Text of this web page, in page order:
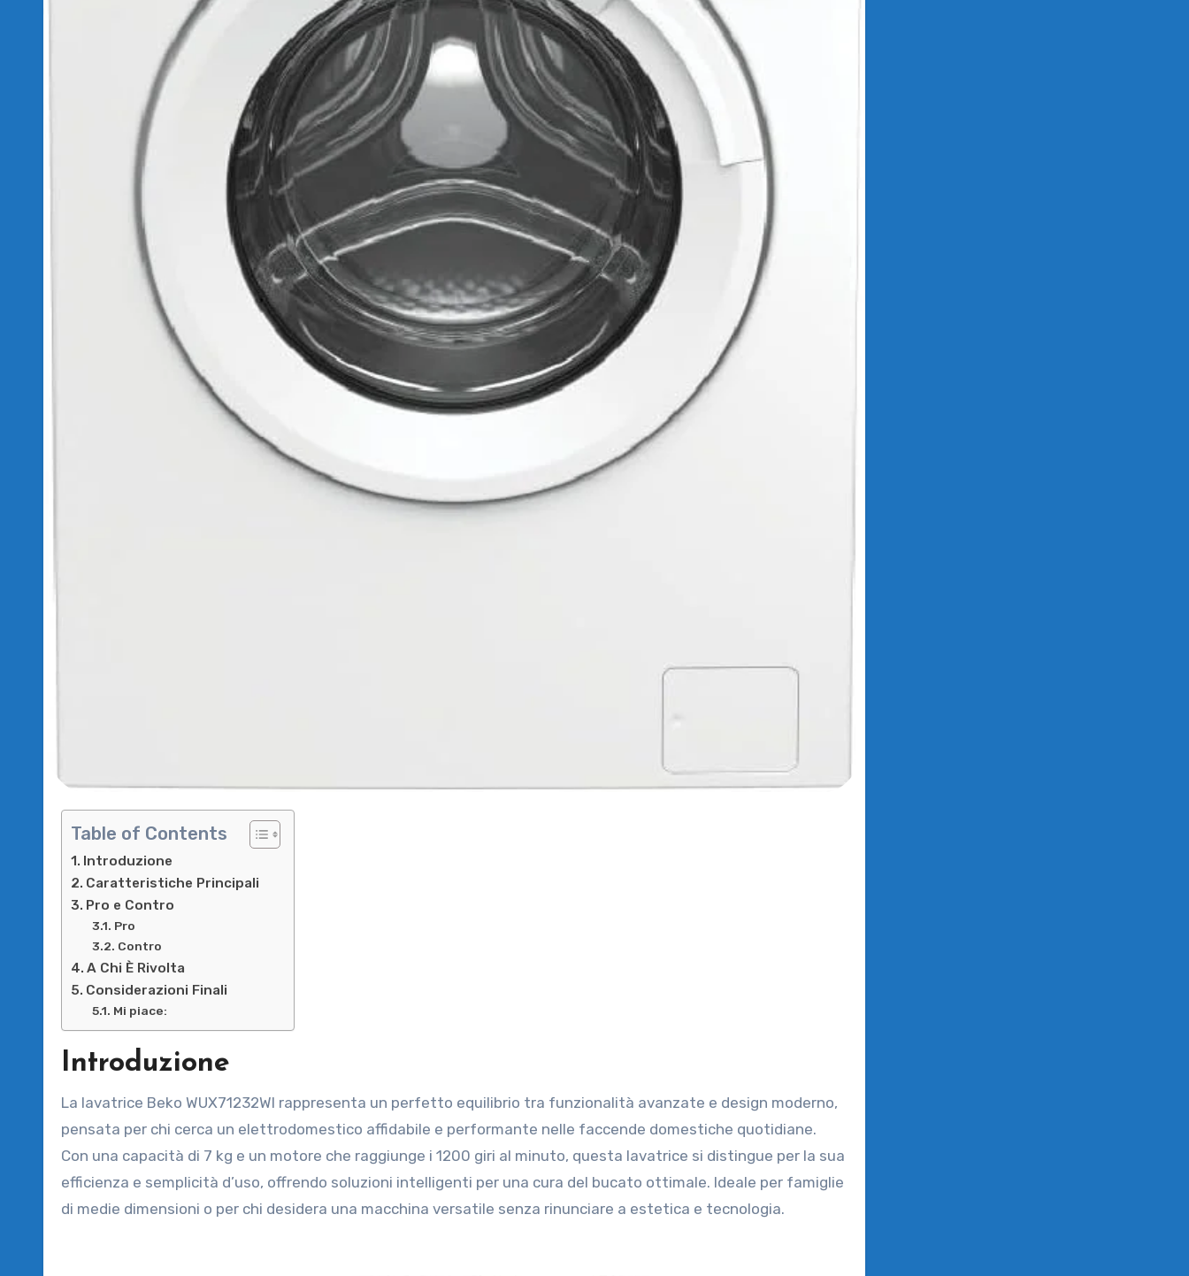
Table of Contents
Introduzione
Caratteristiche Principali
Pro e Contro
Pro
Contro
A Chi È Rivolta
Considerazioni Finali
Mi piace:
Introduzione
La lavatrice Beko WUX71232WI rappresenta un perfetto equilibrio tra funzionalità avanzate e design moderno,
pensata per chi cerca un elettrodomestico affidabile e performante nelle faccende domestiche quotidiane.
Con una capacità di 7 kg e un motore che raggiunge i 1200 giri al minuto, questa lavatrice si distingue per la sua
efficienza e semplicità d’uso, offrendo soluzioni intelligenti per una cura del bucato ottimale. Ideale per famiglie
di medie dimensioni o per chi desidera una macchina versatile senza rinunciare a estetica e tecnologia.